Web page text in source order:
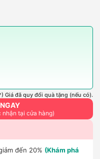
Giá đã quy đổi quà tặng (nếu có).
nhận tại cửa hàng)
đến 20% (Khám phá